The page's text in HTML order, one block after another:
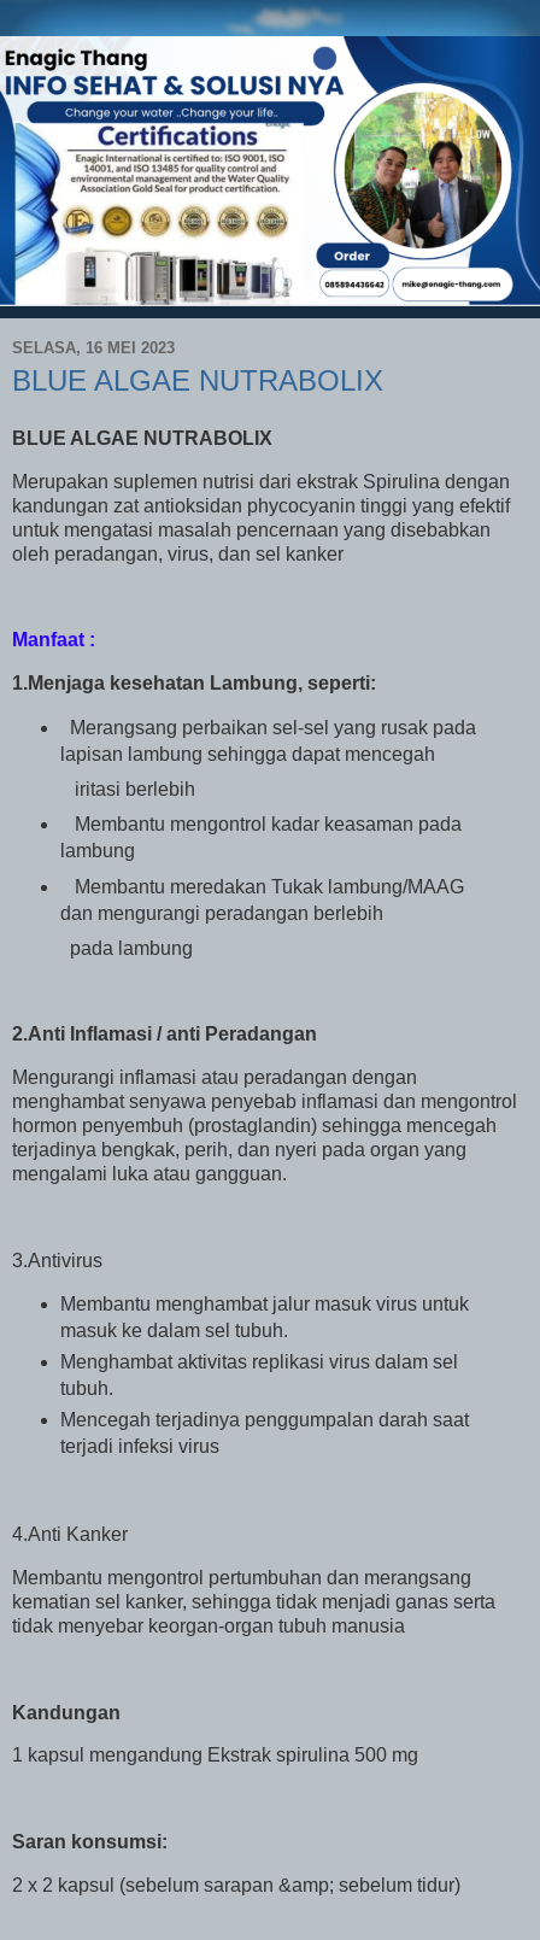
SELASA, 16 MEI 2023
BLUE ALGAE NUTRABOLIX
BLUE ALGAE NUTRABOLIX
Merupakan suplemen nutrisi dari ekstrak Spirulina dengan
kandungan zat antioksidan phycocyanin tinggi yang efektif
untuk mengatasi masalah pencernaan yang disebabkan
oleh peradangan, virus, dan sel kanker
Manfaat :
1.Menjaga kesehatan Lambung, seperti:
Merangsang perbaikan sel-sel yang rusak pada
lapisan lambung sehingga dapat mencegah
iritasi berlebih
Membantu mengontrol kadar keasaman pada
lambung
Membantu meredakan Tukak lambung/MAAG
dan mengurangi peradangan berlebih
pada lambung
2.Anti Inflamasi / anti Peradangan
Mengurangi inflamasi atau peradangan dengan
menghambat senyawa penyebab inflamasi dan mengontrol
hormon penyembuh (prostaglandin) sehingga mencegah
terjadinya bengkak, perih, dan nyeri pada organ yang
mengalami luka atau gangguan.
3.Antivirus
Membantu menghambat jalur masuk virus untuk
masuk ke dalam sel tubuh.
Menghambat aktivitas replikasi virus dalam sel
tubuh.
Mencegah terjadinya penggumpalan darah saat
terjadi infeksi virus
4.Anti Kanker
Membantu mengontrol pertumbuhan dan merangsang
kematian sel kanker, sehingga tidak menjadi ganas serta
tidak menyebar keorgan-organ tubuh manusia
Kandungan
1 kapsul mengandung Ekstrak spirulina 500 mg
Saran konsumsi:
2 x 2 kapsul (sebelum sarapan &amp; sebelum tidur)